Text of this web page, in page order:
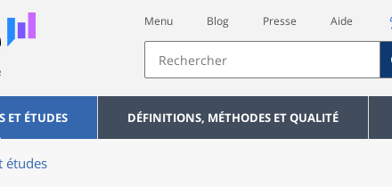
Menu Blog Presse Aide
ET ÉTUDES DÉFINITIONS, MÉTHODES ET QUALITÉ
études